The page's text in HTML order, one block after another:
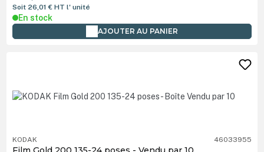
Soit 26,01 €HTl' unité
En stock
AJOUTER AU PANIER
KODAK 46033955